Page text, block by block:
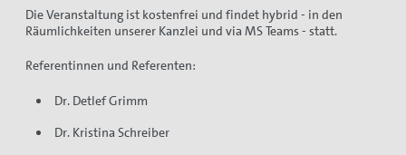
Die Veranstaltung ist kostenfrei und findet hybrid - in den
Räumlichkeiten unserer Kanzlei und via MS Teams - statt.
Referentinnen und Referenten:
Dr. Detlef Grimm
Dr. Kristina Schreiber